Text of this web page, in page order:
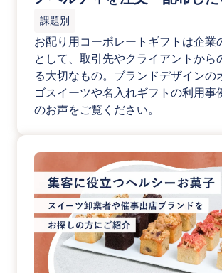
課題別
お配り用コーポレートギフトは企業
として、取引先やクライアントから
る大切なもの。ブランドデザインの
ゴスイーツや名入れギフトの利用事
のお声をご覧ください。